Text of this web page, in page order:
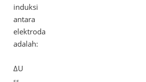
induksi
antara
elektroda
adalah:
ΔU